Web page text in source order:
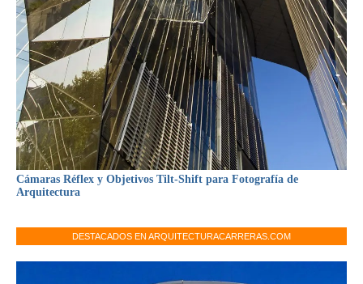
Cámaras Réflex y Objetivos Tilt-Shift para Fotografía de
Arquitectura
DESTACADOS EN ARQUITECTURACARRERAS.COM